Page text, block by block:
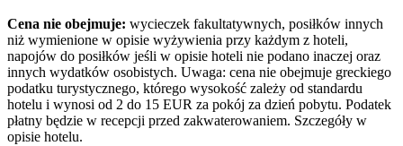
Cena nie obejmuje: wycieczek fakultatywnych, posiłków innych
niż wymienione w opisie wyżywienia przy każdym z hoteli,
napojów do posiłków jeśli w opisie hoteli nie podano inaczej oraz
innych wydatków osobistych. Uwaga: cena nie obejmuje greckiego
podatku turystycznego, którego wysokość zależy od standardu
hotelu i wynosi od 2 do 15 EUR za pokój za dzień pobytu. Podatek
płatny będzie w recepcji przed zakwaterowaniem. Szczegóły w
opisie hotelu.